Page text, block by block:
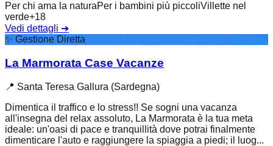
Per chi ama la naturaPer i bambini più piccoliVillette nel
verde+18
Vedi dettagli ➔
✨ Gestione Diretta
La Marmorata Case Vacanze
📍 Santa Teresa Gallura (Sardegna)
Dimentica il traffico e lo stress!! Se sogni una vacanza
all'insegna del relax assoluto, La Marmorata è la tua meta
ideale: un'oasi di pace e tranquillità dove potrai finalmente
dimenticare l'auto e raggiungere la spiaggia a piedi; il luog...